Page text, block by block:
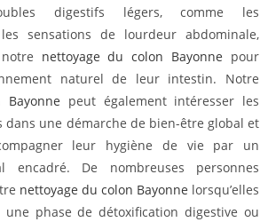
digestifs légers, comme les
sensations de lourdeur abdominale,
nettoyage du colon Bayonne pour
naturel de leur intestin. Notre
peut également intéresser les
dans une démarche de bien-être global et
leur hygiène de vie par un
encadré. De nombreuses personnes
nettoyage du colon Bayonne lorsqu’elles
phase de détoxification digestive ou